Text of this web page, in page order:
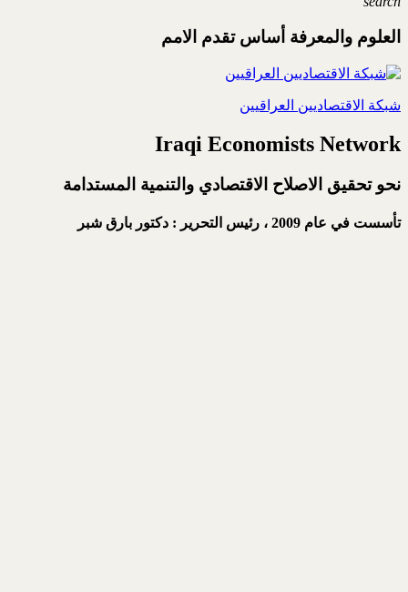
العلوم والمعرفة أساس تقدم الامم
شبكة الاقتصاديين العراقيين
Iraqi Economists Network
نحو تحقيق الاصلاح الاقتصادي والتنمية المستدامة
تأسست في عام 2009 ، رئيس التحرير : دكتور بارق شبر